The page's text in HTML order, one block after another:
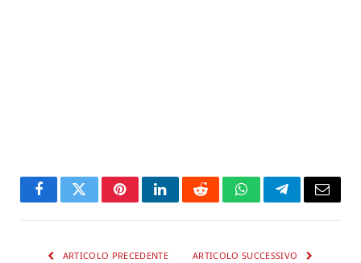
FacebookTwitterPinterestLinkedInRedditWhatsAppTelegramEmail
ARTICOLO PRECEDENTE ARTICOLO SUCCESSIVO